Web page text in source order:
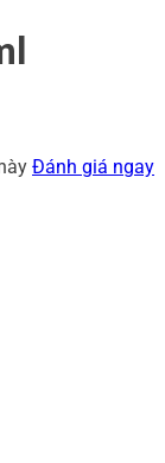
Đánh giá ngay